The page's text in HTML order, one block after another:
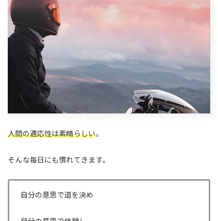
人間の適応性は素晴らしい。
そんな毎日にも慣れてきます。
自分の意思で道を決め